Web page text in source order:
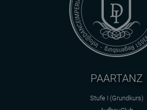
PAARTANZ
Stufe I (Grundkurs)